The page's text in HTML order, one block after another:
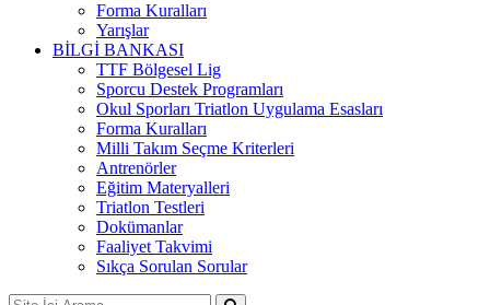
Forma Kuralları
Yarışlar
BİLGİ BANKASI
TTF Bölgesel Lig
Sporcu Destek Programları
Okul Sporları Triatlon Uygulama Esasları
Forma Kuralları
Milli Takım Seçme Kriterleri
Antrenörler
Eğitim Materyalleri
Triatlon Testleri
Dokümanlar
Faaliyet Takvimi
Sıkça Sorulan Sorular